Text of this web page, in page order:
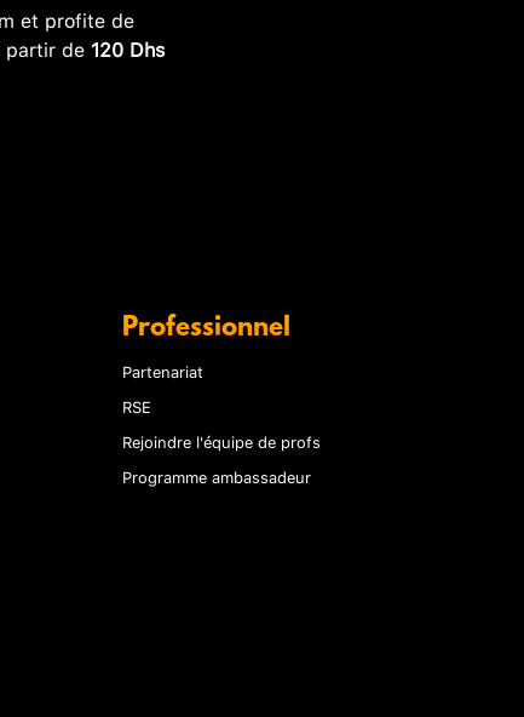
et profite de
partir de 120 Dhs
Professionnel
Partenariat
RSE
Rejoindre l'équipe de profs
Programme ambassadeur